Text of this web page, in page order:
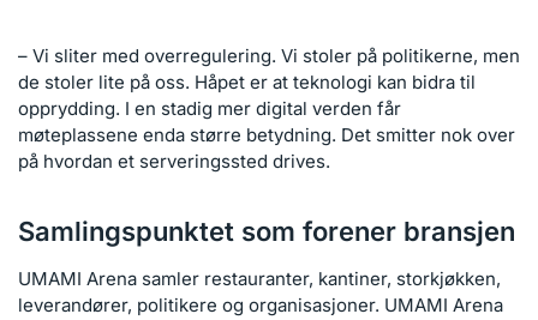
– Vi sliter med overregulering. Vi stoler på politikerne, men
de stoler lite på oss. Håpet er at teknologi kan bidra til
opprydding. I en stadig mer digital verden får
møteplassene enda større betydning. Det smitter nok over
på hvordan et serveringssted drives.
Samlingspunktet som forener bransjen
UMAMI Arena samler restauranter, kantiner, storkjøkken,
leverandører, politikere og organisasjoner. UMAMI Arena